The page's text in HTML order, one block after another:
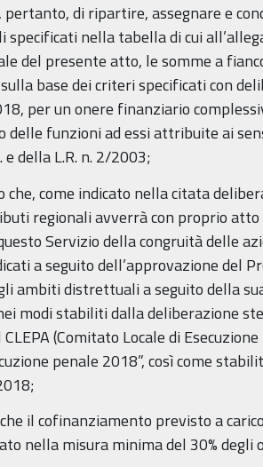
di ripartire, assegnare e
specificati nella tabella di cui
del presente atto, le somme a
base dei criteri specificati con
per un onere finanziario
delle funzioni ad essi attribuite ai
e della L.R. n. 2/2003;
che, come indicato nella citata
regionali avverrà con proprio
Servizio della congruità delle
a seguito dell’approvazione del
ambiti distrettuali a seguito della
modi stabiliti dalla deliberazione
(Comitato Locale di
penale 2018”, così come
il cofinanziamento previsto a
nella misura minima del 30% degli